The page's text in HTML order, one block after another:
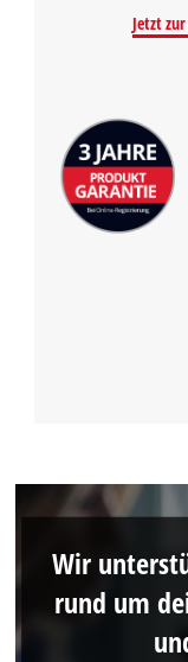
Jetzt
Wir
rund um